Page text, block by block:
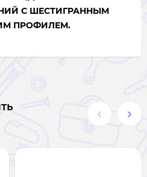
С ШЕСТИГРАННЫМ
ПРОФИЛЕМ.